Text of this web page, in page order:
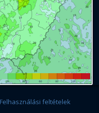
Felhasználási feltételek